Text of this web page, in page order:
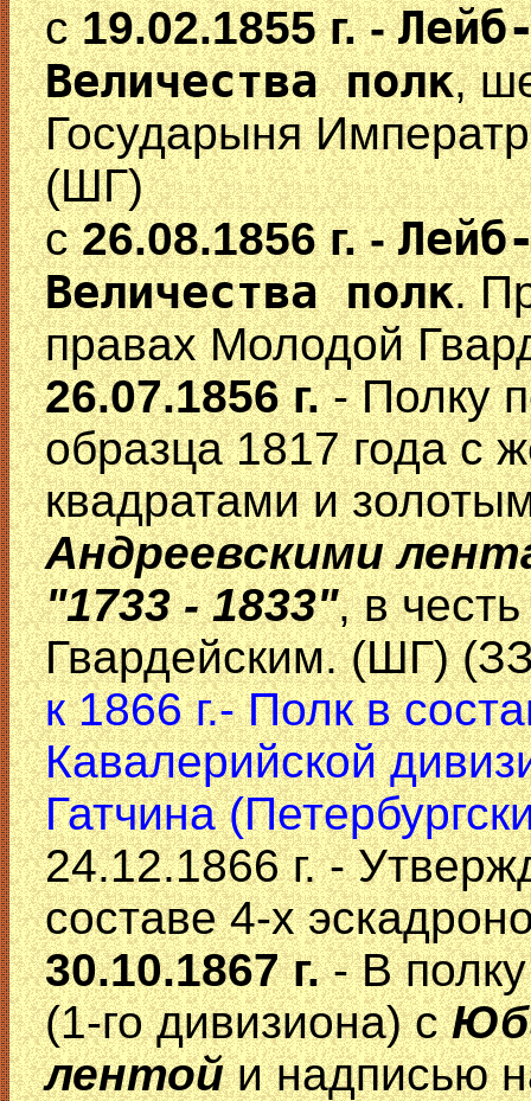
с19.02.1855 г. -
Величества полк,
Государыня
(ШГ)
с26.08.1856 г. -
Величества полк.
правах Молодой
26.07.1856 г.- Полку
образца 1817 года с
квадратами и
Андреевскими
"1733 - 1833", в
Гвардейским. (ШГ)
к 1866 г.- Полк в
Кавалерийской
Гатчина
24.12.1866 г. -
составе 4-х
30.10.1867 г.- В
(1-го дивизиона) с
лентойи надписью